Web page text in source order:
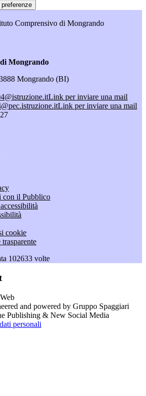
Comprensivo di Mongrando
Mongrando
Mongrando (BI)
Link per inviare una mail
Link per inviare una mail
il Pubblico
cookie
102633 volte
and powered by Gruppo Spaggiari
Publishing & New Social Media
personali